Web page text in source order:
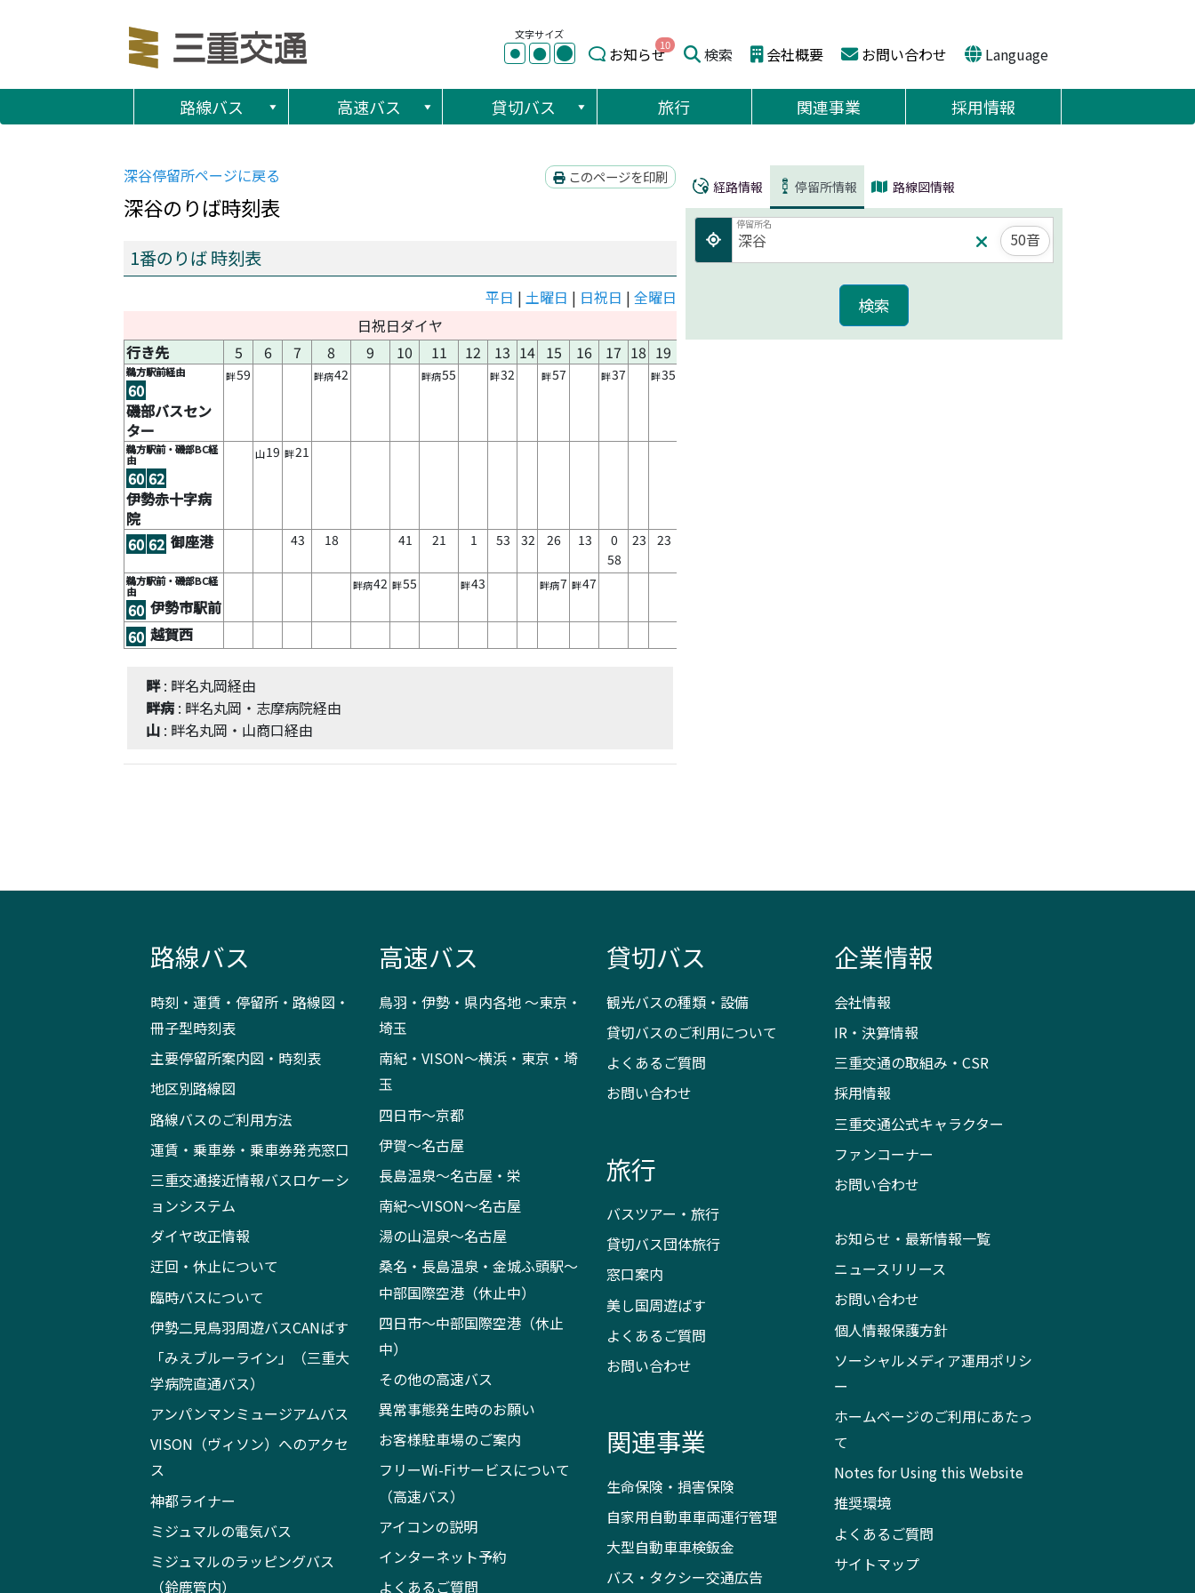
文字サイズ
● ● ● お知らせ10 検索 会社概要 お問い合わせ Language
路線バス 高速バス 貸切バス 旅行 関連事業 採用情報
このページを印刷
深谷停留所ページに戻る
深谷のりば時刻表
1番のりば 時刻表
平日 | 土曜日 | 日祝日 | 全曜日
日祝日ダイヤ
行き先
5 6 7 8 9 10 11 12 13 14 15 16 17 18 19
鵜方駅前経由
60
磯部バスセン
ター
畔59 畔病42 畔病55 畔32 畔57 畔37 畔35
鵜方駅前・磯部BC経
由
60 62
伊勢赤十字病
院
山19 畔21
60 62 御座港 43 18 41 21 1 53 32 26 13
0
58
23 23
鵜方駅前・磯部BC経
由
60 伊勢市駅前
畔病42 畔55 畔43 畔病7 畔47
60 越賀西
畔: 畔名丸岡経由
畔病 : 畔名丸岡・志摩病院経由
山 : 畔名丸岡・山商口経由
経路情報 停留所情報 路線図情報
停留所名
50音
路線バス
時刻・運賃・停留所・路線図・
冊子型時刻表
主要停留所案内図・時刻表
地区別路線図
路線バスのご利用方法
運賃・乗車券・乗車券発売窓口
三重交通接近情報バスロケーシ
ョンシステム
ダイヤ改正情報
迂回・休止について
臨時バスについて
伊勢二見鳥羽周遊バスCANばす
「みえブルーライン」（三重大
学病院直通バス）
アンパンマンミュージアムバス
VISON（ヴィソン）へのアクセ
ス
神都ライナー
ミジュマルの電気バス
ミジュマルのラッピングバス
（鈴鹿管内）
高速バス
鳥羽・伊勢・県内各地 ～東京・
埼玉
南紀・VISON～横浜・東京・埼
玉
四日市～京都
伊賀～名古屋
長島温泉～名古屋・栄
南紀～VISON～名古屋
湯の山温泉～名古屋
桑名・長島温泉・金城ふ頭駅～
中部国際空港（休止中）
四日市～中部国際空港（休止
中）
その他の高速バス
異常事態発生時のお願い
お客様駐車場のご案内
フリーWi-Fiサービスについて
（高速バス）
アイコンの説明
インターネット予約
よくあるご質問
貸切バス
観光バスの種類・設備
貸切バスのご利用について
よくあるご質問
お問い合わせ
旅行
バスツアー・旅行
貸切バス団体旅行
窓口案内
美し国周遊ばす
よくあるご質問
お問い合わせ
関連事業
生命保険・損害保険
自家用自動車車両運行管理
大型自動車車検鈑金
バス・タクシー交通広告
企業情報
会社情報
IR・決算情報
三重交通の取組み・CSR
採用情報
三重交通公式キャラクター
ファンコーナー
お問い合わせ
お知らせ・最新情報一覧
ニュースリリース
お問い合わせ
個人情報保護方針
ソーシャルメディア運用ポリシ
ー
ホームページのご利用にあたっ
て
Notes for Using this Website
推奨環境
よくあるご質問
サイトマップ